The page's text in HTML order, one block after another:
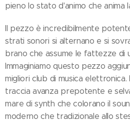
pieno lo stato d'animo che anima
Il pezzo è incredibilmente
strati sonori si alternano e si
brano che assume le fattezze di
Immaginiamo questo pezzo
migliori club di musica
traccia avanza prepotente e
mare di synth che colorano il
moderno che tradizionale allo